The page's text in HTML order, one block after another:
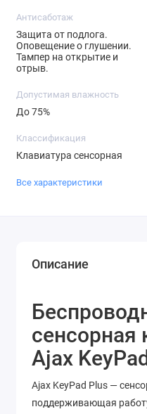
Антисаботаж
Защита от подлога.
Оповещение о глушении.
Тампер на открытие и
отрыв.
Допустимая влажность
До 75%
Классификация
Клавиатура сенсорная
Все характеристики
Описание
сенсорная
Ajax
Ajax KeyPad Plus —
поддерживающая